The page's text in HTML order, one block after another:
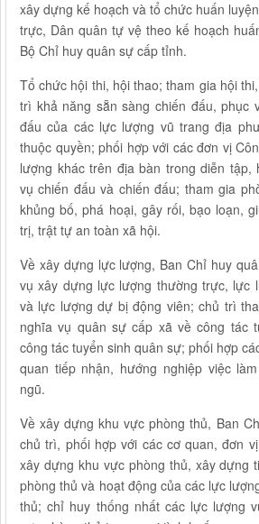
xây dựng kế hoạch và tổ chức huấn
trực, Dân quân tự vệ theo kế hoạch
Bộ Chỉ huy quân sự cấp tỉnh.
Tổ chức hội thi, hội thao; tham gia hội
trì khả năng sẵn sàng chiến đấu, phục
đấu của các lực lượng vũ trang địa
thuộc quyền; phối hợp với các đơn vị
lượng khác trên địa bàn trong diễn tập,
vụ chiến đấu và chiến đấu; tham gia
khủng bố, phá hoại, gây rối, bạo loạn,
trị, trật tự an toàn xã hội.
Về xây dựng lực lượng, Ban Chỉ huy
vụ xây dựng lực lượng thường trực, lực
và lực lượng dự bị động viên; chủ trì
nghĩa vụ quân sự cấp xã về công tác
công tác tuyển sinh quân sự; phối hợp
quan tiếp nhận, hướng nghiệp việc
ngũ.
Về xây dựng khu vực phòng thủ, Ban
chủ trì, phối hợp với các cơ quan, đơn
xây dựng khu vực phòng thủ, xây dựng
phòng thủ và hoạt động của các lực
thủ; chỉ huy thống nhất các lực lượng